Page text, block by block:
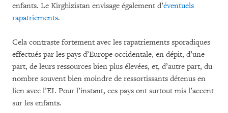
enfants. Le Kirghizistan envisage également d’éventuels
rapatriements.
Cela contraste fortement avec les rapatriements sporadiques
effectués par les pays d’Europe occidentale, en dépit, d’une
part, de leurs ressources bien plus élevées, et, d’autre part, du
nombre souvent bien moindre de ressortissants détenus en
lien avec l’EI. Pour l’instant, ces pays ont surtout mis l’accent
sur les enfants.